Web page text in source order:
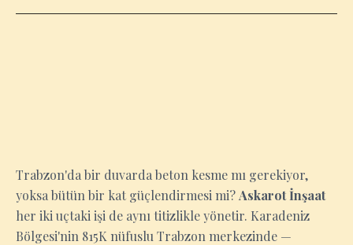
Trabzon'da bir duvarda beton kesme mı gerekiyor,
yoksa bütün bir kat güçlendirmesi mi?Askarot İnşaat
her iki uçtaki işi de aynı titizlikle yönetir. Karadeniz
Bölgesi'nin 815K nüfuslu Trabzon merkezinde —